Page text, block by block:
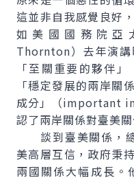
這並非自我感覺良好
如美國國務院亞
Thornton）去年演
「至關重要的夥伴」
「穩定發展的兩岸關
成分」（important
認了兩岸關係對臺美
談到臺美關係，總
美高層互信，政府秉
兩國關係大幅成長。